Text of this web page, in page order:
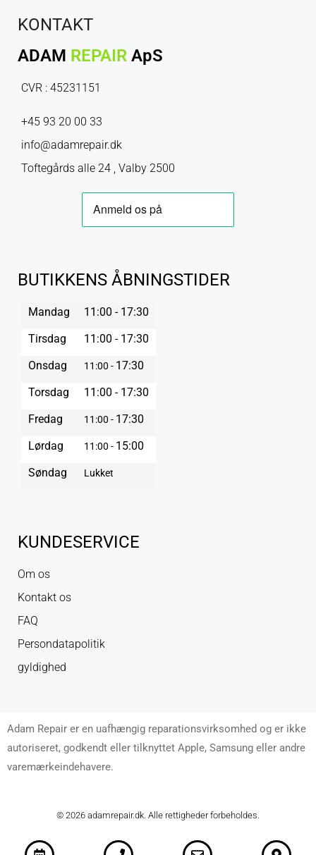
KONTAKT
ADAM REPAIR ApS
CVR : 45231151
+45 93 20 00 33
info@adamrepair.dk
Toftegårds alle 24 , Valby 2500
BUTIKKENS ÅBNINGSTIDER
Mandag
11:00 - 17:30
Tirsdag
11:00 - 17:30
Onsdag
11:00 - 17:30
Torsdag
11:00 - 17:30
Fredag
11:00 - 17:30
Lørdag
11:00 - 15:00
Søndag
Lukket
KUNDESERVICE
Om os
Kontakt os
FAQ
Persondatapolitik
gyldighed
Adam Repair er en uafhængig reparationsvirksomhed og er ikke
autoriseret, godkendt eller tilknyttet Apple, Samsung eller andre
varemærkeindehavere.
© 2026 adamrepair.dk. Alle rettigheder forbeholdes.